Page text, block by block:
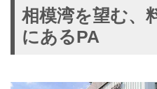
相模湾を望む、
にあるPA